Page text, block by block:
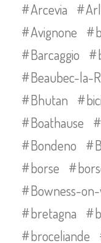
Arcevia
Avignone
Barcaggio
Beaubec-la-
Bhutan
Boathause
Bondeno
borse
Bowness-
bretagna
broceliande